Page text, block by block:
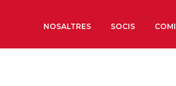
NOSALTRES SOCIS